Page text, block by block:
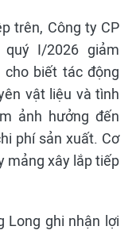
trên, Công ty CP
I/2026 giảm
cho biết tác động
vật liệu và tình
ảnh hưởng đến
phí sản xuất. Cơ
mảng xây lắp tiếp
Long ghi nhận lợi